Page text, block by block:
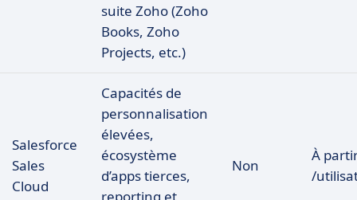
suite Zoho (Zoho
Books, Zoho
Projects, etc.)
Salesforce
Sales
Cloud
Capacités de
personnalisation
élevées,
écosystème
d’apps tierces,
Non
À
/